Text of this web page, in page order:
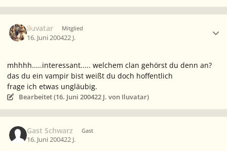
Iluvatar Mitglied
16. Juni 200422 J.
mhhhh.....interessant..... welchem clan gehörst du denn an?
das du ein vampir bist weißt du doch hoffentlich
frage ich etwas ungläubig.
Bearbeitet (16. Juni 200422 J. von Iluvatar)
Gast Schwarz Gast
16. Juni 200422 J.